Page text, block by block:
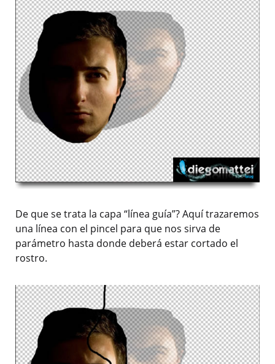
De que se trata la capa “línea guía”? Aquí trazaremos
una línea con el pincel para que nos sirva de
parámetro hasta donde deberá estar cortado el
rostro.